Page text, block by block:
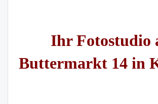
Ihr Fotostudio
Buttermarkt 14 in